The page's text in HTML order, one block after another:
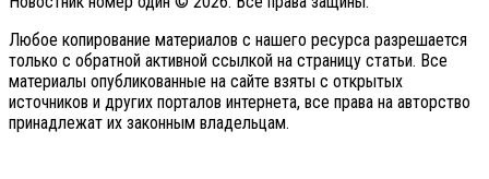
Любое копирование материалов с нашего ресурса разрешается
только с обратной активной ссылкой на страницу статьи. Все
материалы опубликованные на сайте взяты с открытых
источников и других порталов интернета, все права на авторство
принадлежат их законным владельцам.